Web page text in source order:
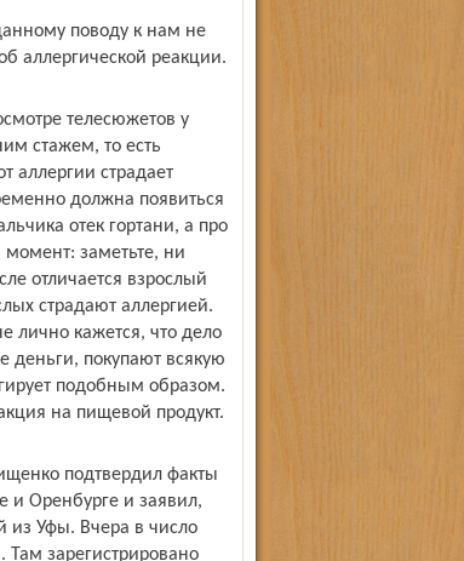
поводу к нам не
аллергической реакции.
телесюжетов у
стажем, то есть
аллергии страдает
должна появиться
отек гортани, а про
момент: заметьте, ни
отличается взрослый
страдают аллергией.
лично кажется, что дело
деньги, покупают всякую
подобным образом.
на пищевой продукт.
подтвердил факты
и Оренбурге и заявил,
из Уфы. Вчера в число
Там зарегистрировано